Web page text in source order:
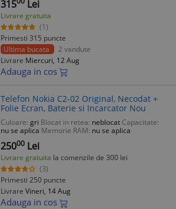
315 Lei
Livrare gratuita
(1)
Primesti 315 puncte
Ultima bucata
2 vandute
Livrare Miercuri, 12 Aug
Adauga in cos
Telefon Nokia C2-02 Original, Necodat +
Folie Ecran, Baterie si Incarcator Nou
Culoare: gri Blocat in retea: neblocat Capacitate:
nu se aplica Memorie RAM: nu se aplica
25000 Lei
Livrare gratuita la comenzile de 300 lei
(3)
Primesti 250 puncte
Livrare Vineri, 14 Aug
Adauga in cos